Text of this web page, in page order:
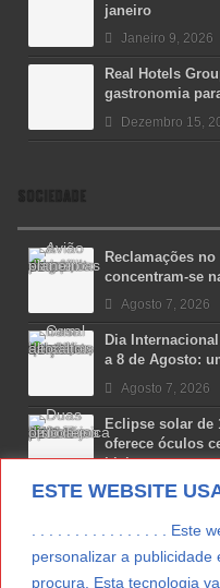
ESTE WEBSITE
. . . . . . . . . . . . . . . . Este
personalizar a publicidade
procura. Esta tecnologia
janeiro
Janeiro 9, 2026
Real Hotels
gastronomia
Dezembro 15,
SOCIEDADE
Reclamações
concentram-se
Agosto 7, 2026
Dia
a 8 de Agosto:
Agosto 7, 2026
Eclipse solar de
oferece óculos
Lisboa
Agosto 7, 2026
Lua Afonso
Agosto 7, 2026